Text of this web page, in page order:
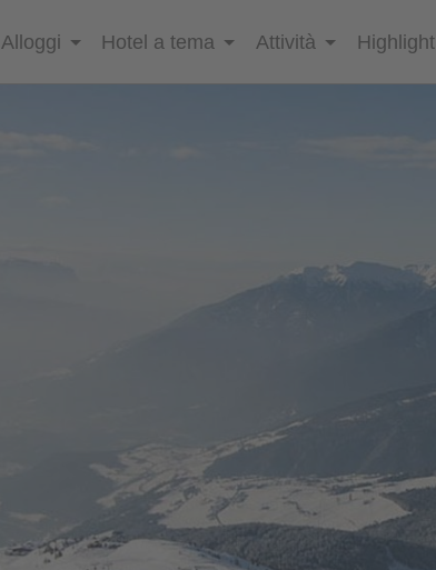
Alloggi Hotel a tema Attività Highlight